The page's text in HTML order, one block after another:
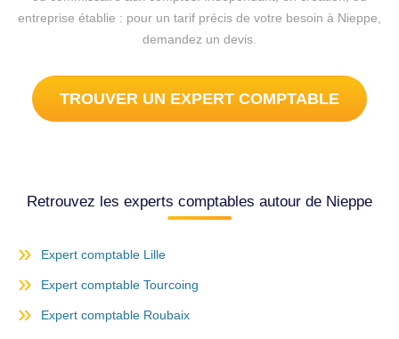
entreprise établie : pour un tarif précis de votre besoin à Nieppe,
demandez un devis.
TROUVER UN EXPERT COMPTABLE
Retrouvez les experts comptables autour de Nieppe
Expert comptable Lille
Expert comptable Tourcoing
Expert comptable Roubaix